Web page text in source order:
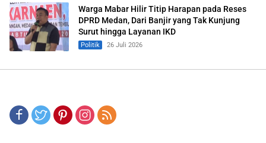
Warga Mabar Hilir Titip Harapan pada Reses
DPRD Medan, Dari Banjir yang Tak Kunjung
Surut hingga Layanan IKD
Politik 26 Juli 2026